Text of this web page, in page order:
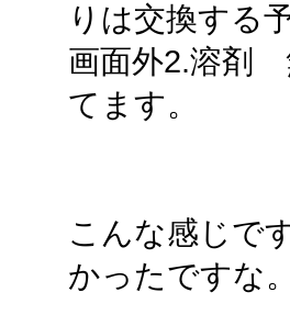
りは交換する
画面外2.溶剤
てます。
こんな感じで
かったですな。